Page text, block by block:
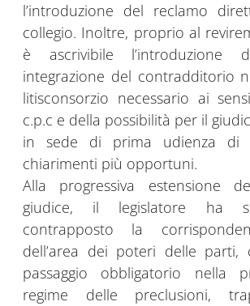
l’introduzione del reclamo
collegio. Inoltre, proprio al
è ascrivibile l’introduzione
integrazione del contradditorio
litisconsorzio necessario ai
c.p.c e della possibilità per il
in sede di prima udienza di
chiarimenti più opportuni.
Alla progressiva estensione
giudice, il legislatore ha
contrapposto la
dell’area dei poteri delle
passaggio obbligatorio nella
regime delle preclusioni,